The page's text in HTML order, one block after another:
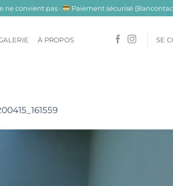
ne convient pas · Paiement sécurisé
À PROPOS SE